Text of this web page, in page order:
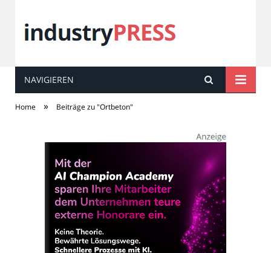
industryPRESS
NAVIGIEREN
Home » Beiträge zu "Ortbeton"